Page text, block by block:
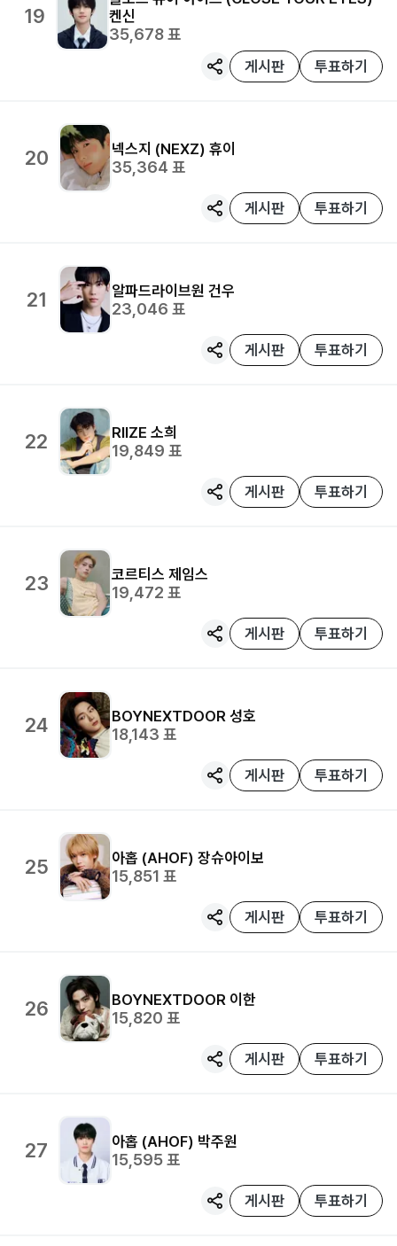
19
켄신
35,678 표
게시판 투표하기
20 넥스지 (NEXZ) 휴이
35,364 표
게시판 투표하기
21 알파드라이브원 건우
23,046 표
게시판 투표하기
22 RIIZE 소희
19,849 표
게시판 투표하기
23 코르티스 제임스
19,472 표
게시판 투표하기
24 BOYNEXTDOOR 성호
18,143 표
게시판 투표하기
25 아홉 (AHOF) 장슈아이보
15,851 표
게시판 투표하기
26 BOYNEXTDOOR 이한
15,820 표
게시판 투표하기
27 아홉 (AHOF) 박주원
15,595표
게시판 투표하기